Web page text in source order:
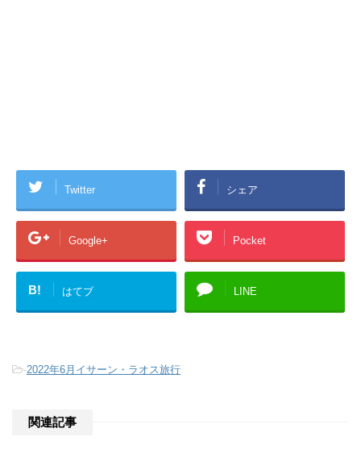
Twitter シェア
Google+ Pocket
B! はてブ LINE
-2022年6月イサーン・ラオス旅行
関連記事